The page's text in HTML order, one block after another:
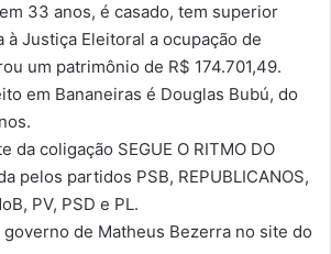
33 anos, é casado, tem superior
Justiça Eleitoral a ocupação de
um patrimônio de R$ 174.701,49.
em Bananeiras é Douglas Bubú, do
da coligação SEGUE O RITMO DO
pelos partidos PSB, REPUBLICANOS,
PV, PSD e PL.
de Matheus Bezerra no site do